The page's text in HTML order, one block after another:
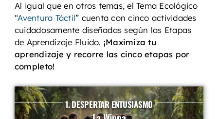
Al igual que en otros temas, el Tema Ecológico
“Aventura Táctil” cuenta con cinco actividades
cuidadosamente diseñadas según las Etapas
de Aprendizaje Fluido. ¡Maximiza tu
aprendizaje y recorre las cinco etapas por
completo!
1. DESPERTAR ENTUSIASMO